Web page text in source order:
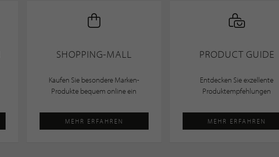
SHOPPING-MALL
Kaufen Sie besondere Marken-
Produkte bequem online ein
MEHR ERFAHREN
PRODUCT GUIDE
Entdecken Sie exzellente
Produktempfehlungen
MEHR ERFAHREN